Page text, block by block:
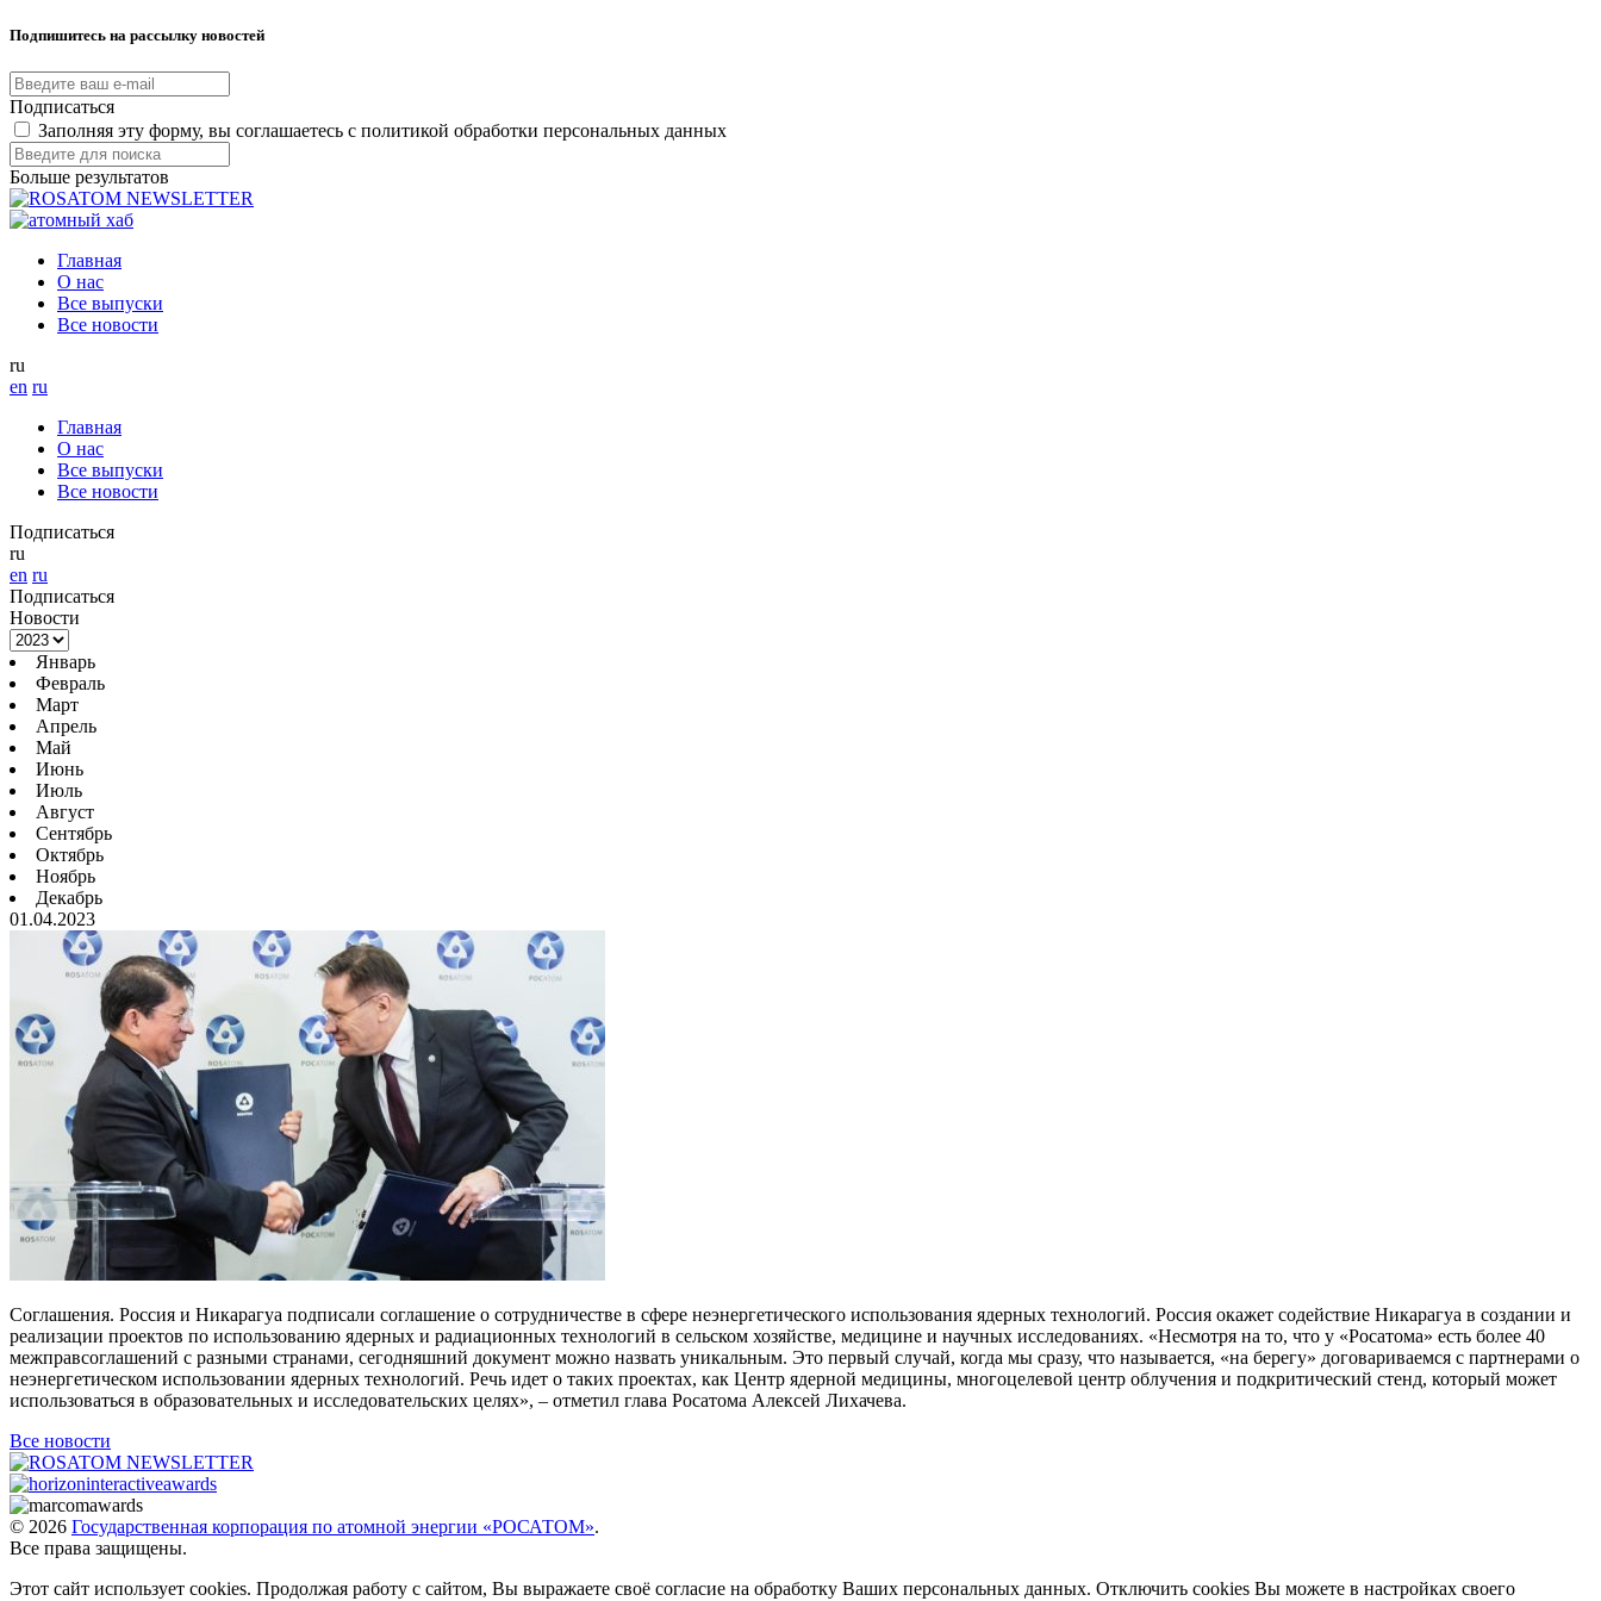
Подпишитесь на рассылку новостей
Подписаться
Заполняя эту форму, вы соглашаетесь с политикой обработки персональных данных
Больше результатов
Главная
О нас
Все выпуски
Все новости
ru
en ru
Главная
О нас
Все выпуски
Все новости
Подписаться
ru
en ru
Подписаться
Новости
Январь
Февраль
Март
Апрель
Май
Июнь
Июль
Август
Сентябрь
Октябрь
Ноябрь
Декабрь
01.04.2023
Соглашения. Россия и Никарагуа подписали соглашение о сотрудничестве в сфере неэнергетического использования ядерных технологий. Россия окажет содействие Никарагуа в создании и
реализации проектов по использованию ядерных и радиационных технологий в сельском хозяйстве, медицине и научных исследованиях. «Несмотря на то, что у «Росатома» есть более 40
межправсоглашений с разными странами, сегодняшний документ можно назвать уникальным. Это первый случай, когда мы сразу, что называется, «на берегу» договариваемся с партнерами о
неэнергетическом использовании ядерных технологий. Речь идет о таких проектах, как Центр ядерной медицины, многоцелевой центр облучения и подкритический стенд, который может
использоваться в образовательных и исследовательских целях», – отметил глава Росатома Алексей Лихачева.
Все новости
© 2026 Государственная корпорация по атомной энергии «РОСАТОМ».
Все права защищены.
Этот сайт использует cookies. Продолжая работу с сайтом, Вы выражаете своё согласие на обработку Ваших персональных данных. Отключить cookies Вы можете в настройках своего